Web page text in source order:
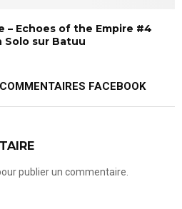
– Echoes of the Empire #4
Solo sur Batuu
COMMENTAIRES FACEBOOK
publier un commentaire.